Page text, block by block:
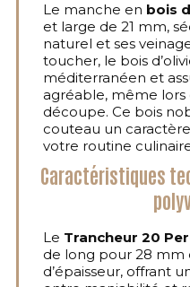
Le manche en bois
et large de 21 mm,
naturel et ses
toucher, le bois
méditerranéen et
agréable, même lors
découpe. Ce bois
couteau un
votre routine
Caractéristiques
Le Trancheur 20
de long pour 28 mm
d’épaisseur, offrant